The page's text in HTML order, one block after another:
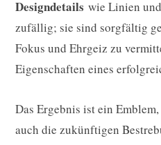
Designdetails wie Linien
zufällig; sie sind sorgfältig
Fokus und Ehrgeiz zu
Eigenschaften eines
Das Ergebnis ist ein
auch die zukünftigen